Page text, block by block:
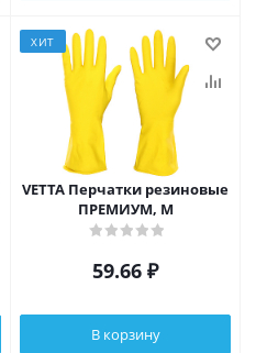
ХИТ
VETTA Перчатки резиновые
ПРЕМИУМ, M
59.66 ₽
В корзину